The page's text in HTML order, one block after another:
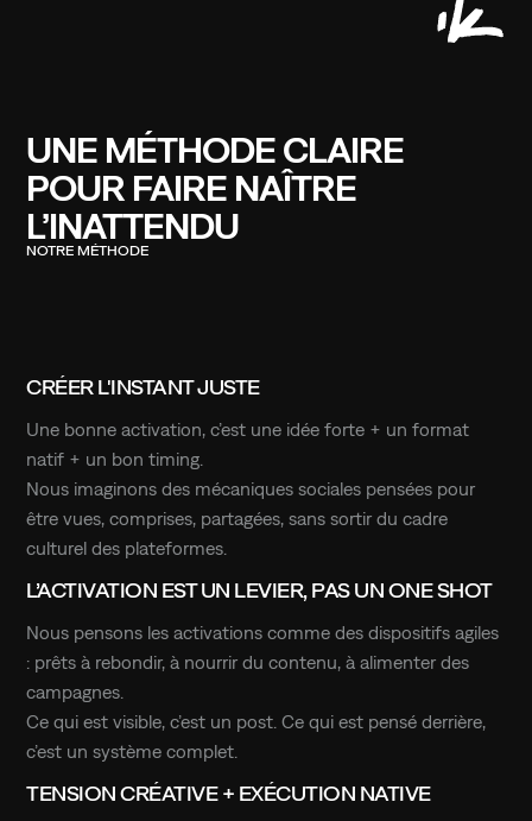
UNE MÉTHODE CLAIRE
POUR FAIRE NAÎTRE
L’INATTENDU
NOTRE MÉTHODE
CRÉER L'INSTANT JUSTE
Une bonne activation, c’est une idée forte + un format
natif + un bon timing.
Nous imaginons des mécaniques sociales pensées pour
être vues, comprises, partagées, sans sortir du cadre
culturel des plateformes.
L’ACTIVATION EST UN LEVIER, PAS UN ONE SHOT
Nous pensons les activations comme des dispositifs agiles
: prêts à rebondir, à nourrir du contenu, à alimenter des
campagnes.
Ce qui est visible, c’est un post. Ce qui est pensé derrière,
c’est un système complet.
TENSION CRÉATIVE + EXÉCUTION NATIVE